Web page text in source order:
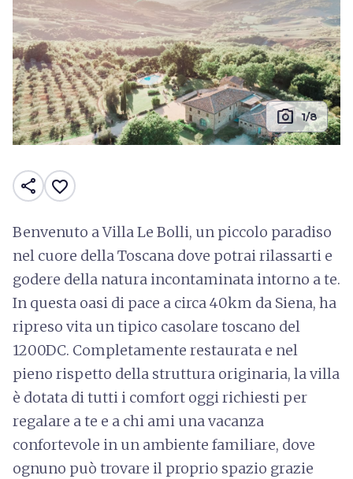
photo_camera 1/8
share favorite_border
Benvenuto a Villa Le Bolli, un piccolo paradiso
nel cuore della Toscana dove potrai rilassarti e
godere della natura incontaminata intorno a te.
In questa oasi di pace a circa 40km da Siena, ha
ripreso vita un tipico casolare toscano del
1200DC. Completamente restaurata e nel
pieno rispetto della struttura originaria, la villa
è dotata di tutti i comfort oggi richiesti per
regalare a te e a chi ami una vacanza
confortevole in un ambiente familiare, dove
ognuno può trovare il proprio spazio grazie